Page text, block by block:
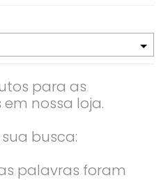
para as
nossa loja.
busca:
palavras foram